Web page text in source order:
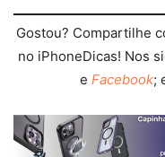
Gostou? Compartilhe
no iPhoneDicas! Nos
eFacebook;